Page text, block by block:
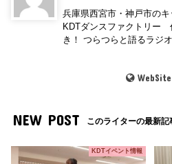
兵庫県西宮市・神戸市の
KDTダンスファクトリー
き！ つらつらと語るラジ
WebSite
NEW POST このライターの最新記
KDTイベント情報